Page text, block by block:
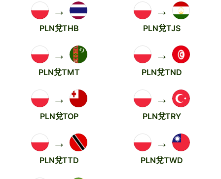
→
PLN兌THB
→
PLN兌TJS
→
PLN兌TMT
→
PLN兌TND
→
PLN兌TOP
→
PLN兌TRY
→
PLN兌TTD
→
PLN兌TWD